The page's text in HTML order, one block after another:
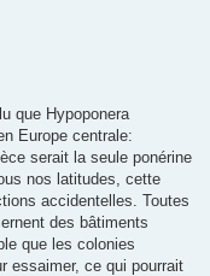
que Hypoponera
Europe centrale:
serait la seule ponérine
nos latitudes, cette
accidentelles. Toutes
des bâtiments
que les colonies
essaimer, ce qui pourrait